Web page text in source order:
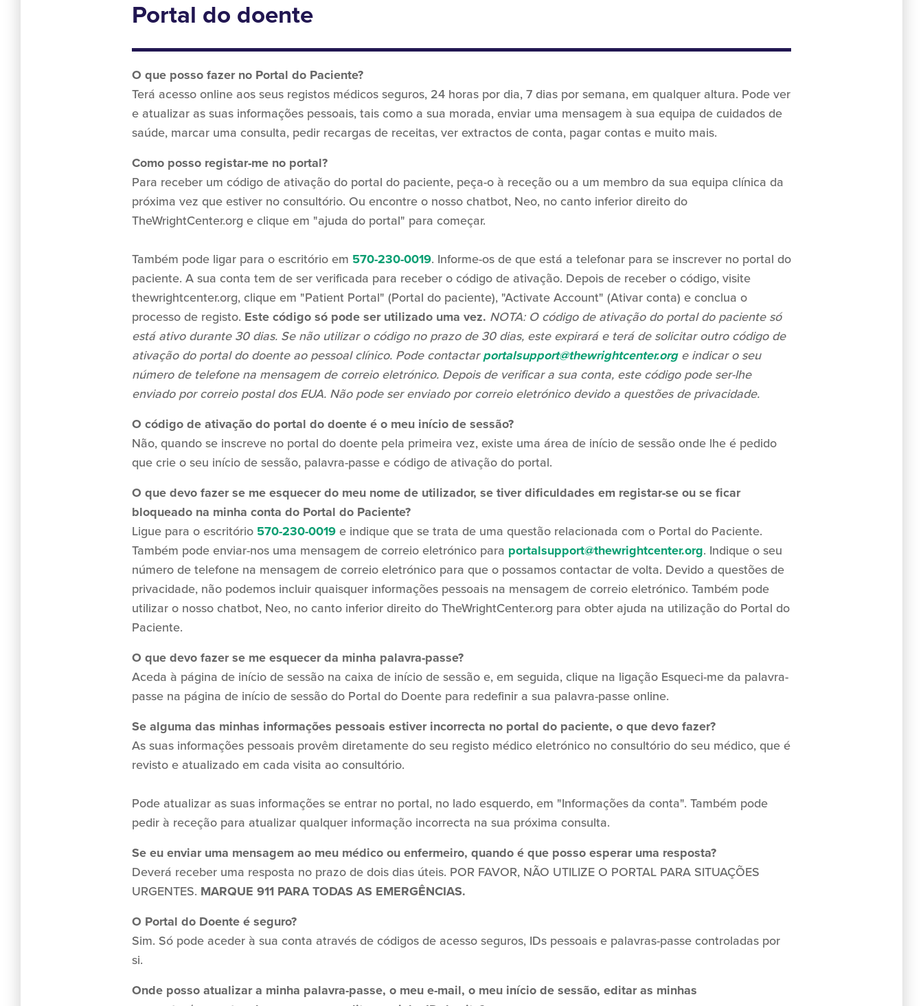
Portal do doente
O que posso fazer no Portal do Paciente?
Terá acesso online aos seus registos médicos seguros, 24 horas por dia, 7 dias por semana, em qualquer altura. Pode ver
e atualizar as suas informações pessoais, tais como a sua morada, enviar uma mensagem à sua equipa de cuidados de
saúde, marcar uma consulta, pedir recargas de receitas, ver extractos de conta, pagar contas e muito mais.
Como posso registar-me no portal?
Para receber um código de ativação do portal do paciente, peça-o à receção ou a um membro da sua equipa clínica da
próxima vez que estiver no consultório. Ou encontre o nosso chatbot, Neo, no canto inferior direito do
TheWrightCenter.org e clique em "ajuda do portal" para começar.
Também pode ligar para o escritório em 570-230-0019. Informe-os de que está a telefonar para se inscrever no portal do
paciente. A sua conta tem de ser verificada para receber o código de ativação. Depois de receber o código, visite
thewrightcenter.org, clique em "Patient Portal" (Portal do paciente), "Activate Account" (Ativar conta) e conclua o
processo de registo. Este código só pode ser utilizado uma vez. NOTA: O código de ativação do portal do paciente só
está ativo durante 30 dias. Se não utilizar o código no prazo de 30 dias, este expirará e terá de solicitar outro código de
ativação do portal do doente ao pessoal clínico. Pode contactarportalsupport@thewrightcenter.orge indicar o seu
número de telefone na mensagem de correio eletrónico. Depois de verificar a sua conta, este código pode ser-lhe
enviado por correio postal dos EUA. Não pode ser enviado por correio eletrónico devido a questões de privacidade.
O código de ativação do portal do doente é o meu início de sessão?
Não, quando se inscreve no portal do doente pela primeira vez, existe uma área de início de sessão onde lhe é pedido
que crie o seu início de sessão, palavra-passe e código de ativação do portal.
O que devo fazer se me esquecer do meu nome de utilizador, se tiver dificuldades em registar-se ou se ficar
bloqueado na minha conta do Portal do Paciente?
Ligue para o escritório 570-230-0019 e indique que se trata de uma questão relacionada com o Portal do Paciente.
Também pode enviar-nos uma mensagem de correio eletrónico para portalsupport@thewrightcenter.org. Indique o seu
número de telefone na mensagem de correio eletrónico para que o possamos contactar de volta. Devido a questões de
privacidade, não podemos incluir quaisquer informações pessoais na mensagem de correio eletrónico. Também pode
utilizar o nosso chatbot, Neo, no canto inferior direito do TheWrightCenter.org para obter ajuda na utilização do Portal do
Paciente.
O que devo fazer se me esquecer da minha palavra-passe?
Aceda à página de início de sessão na caixa de início de sessão e, em seguida, clique na ligação Esqueci-me da palavra-
passe na página de início de sessão do Portal do Doente para redefinir a sua palavra-passe online.
Se alguma das minhas informações pessoais estiver incorrecta no portal do paciente, o que devo fazer?
As suas informações pessoais provêm diretamente do seu registo médico eletrónico no consultório do seu médico, que é
revisto e atualizado em cada visita ao consultório.
Pode atualizar as suas informações se entrar no portal, no lado esquerdo, em "Informações da conta". Também pode
pedir à receção para atualizar qualquer informação incorrecta na sua próxima consulta.
Se eu enviar uma mensagem ao meu médico ou enfermeiro, quando é que posso esperar uma resposta?
Deverá receber uma resposta no prazo de dois dias úteis. POR FAVOR, NÃO UTILIZE O PORTAL PARA SITUAÇÕES
URGENTES. MARQUE 911 PARA TODAS AS EMERGÊNCIAS.
O Portal do Doente é seguro?
Sim. Só pode aceder à sua conta através de códigos de acesso seguros, IDs pessoais e palavras-passe controladas por
si.
Onde posso atualizar a minha palavra-passe, o meu e-mail, o meu início de sessão, editar as minhas